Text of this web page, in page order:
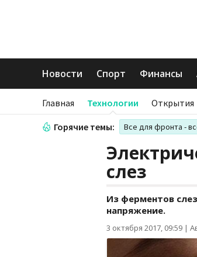
Новости Спорт Финансы
Главная Технологии Открытия
Горячие темы: Все для фронта -
слез
Из ферментов
напряжение.
3 октября 2017, 09:59 |